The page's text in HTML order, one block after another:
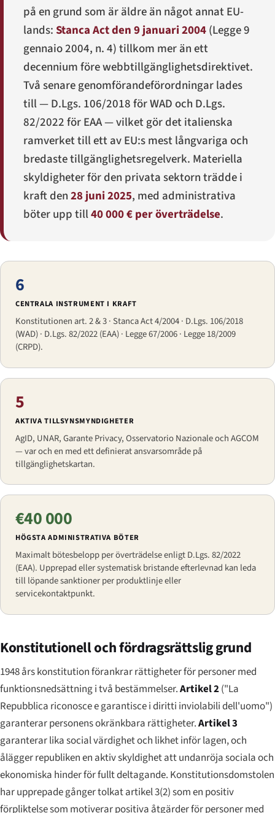
på en grund som är äldre än något annat EU-
lands:Stanca Act den 9 januari 2004(Legge 9
gennaio 2004, n. 4) tillkom mer än ett
decennium före webbtillgänglighetsdirektivet.
Två senare genomförandeförordningar lades
till —D.Lgs. 106/2018för WAD och D.Lgs.
82/2022för EAA — vilket gör det italienska
ramverket till ett av EU:s mest långvariga och
bredaste tillgänglighetsregelverk. Materiella
skyldigheter för den privata sektorn trädde i
kraft den28 juni 2025, med administrativa
böter upp till40 000 € per överträdelse.
6
CENTRALA INSTRUMENT I KRAFT
Konstitutionen art. 2 & 3 · Stanca Act 4/2004 · D.Lgs. 106/2018
(WAD) · D.Lgs. 82/2022 (EAA) · Legge 67/2006 · Legge 18/2009
(CRPD).
5
AKTIVA TILLSYNSMYNDIGHETER
AgID, UNAR, Garante Privacy, Osservatorio Nazionale och AGCOM
— var och en med ett definierat ansvarsområde på
tillgänglighetskartan.
€40 000
HÖGSTA ADMINISTRATIVA BÖTER
Maximalt bötesbelopp per överträdelse enligt D.Lgs. 82/2022
(EAA). Upprepad eller systematisk bristande efterlevnad kan leda
till löpande sanktioner per produktlinje eller
servicekontaktpunkt.
Konstitutionell och fördragsrättslig grund
1948 års konstitution förankrar rättigheter för personer med
funktionsnedsättning i två bestämmelser.Artikel 2("La
Repubblica riconosce e garantisce i diritti inviolabili dell'uomo")
garanterar personens okränkbara rättigheter.Artikel 3
garanterar lika social värdighet och likhet inför lagen, och
ålägger republiken en aktiv skyldighet att undanröja sociala och
ekonomiska hinder för fullt deltagande. Konstitutionsdomstolen
har upprepade gånger tolkat artikel 3(2) som en positiv
förpliktelse som motiverar positiva åtgärder för personer med